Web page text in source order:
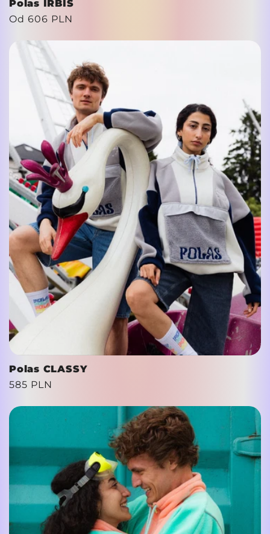
Polas IRBIS
Cena
Od 606 PLN
Polas CLASSY
Cena
585 PLN